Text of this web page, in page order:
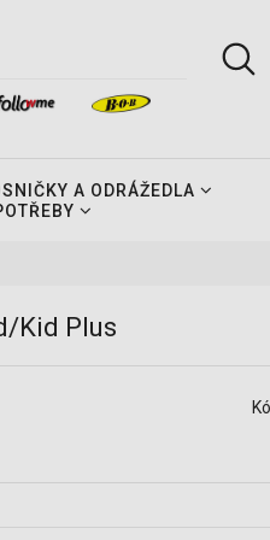
A ODRÁŽEDLA
Kid Plus